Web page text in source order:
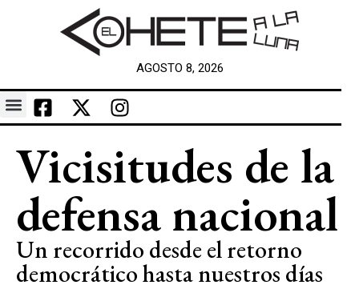
AGOSTO 8, 2026
Vicisitudes de la
defensa nacional
Un recorrido desde el retorno
democrático hasta nuestros días